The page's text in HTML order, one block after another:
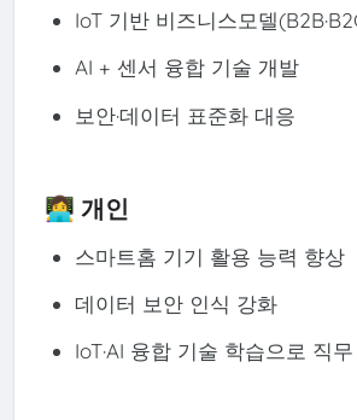
IoT 기반 비즈니스모델
AI + 센서 융합 기술 개발
보안·데이터 표준화 대응
👩‍💻 개인
스마트홈 기기 활용 능력 향상
데이터 보안 인식 강화
IoT·AI 융합 기술 학습으로 직